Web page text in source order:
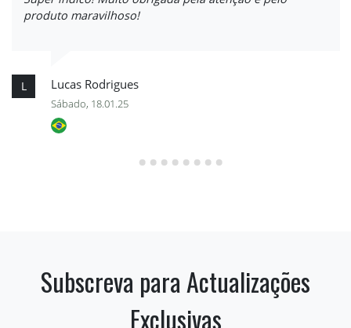
produto maravilhoso!
L Lucas Rodrigues
Sábado, 18.01.25
Subscreva para Actualizações
Exclusivas